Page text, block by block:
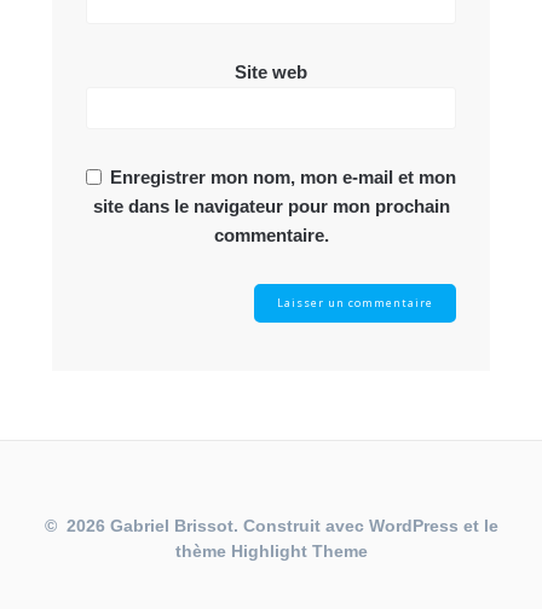
Site web
Enregistrer mon nom, mon e-mail et mon
site dans le navigateur pour mon prochain
commentaire.
© 2026 Gabriel Brissot. Construit avec WordPress et le
thème Highlight Theme